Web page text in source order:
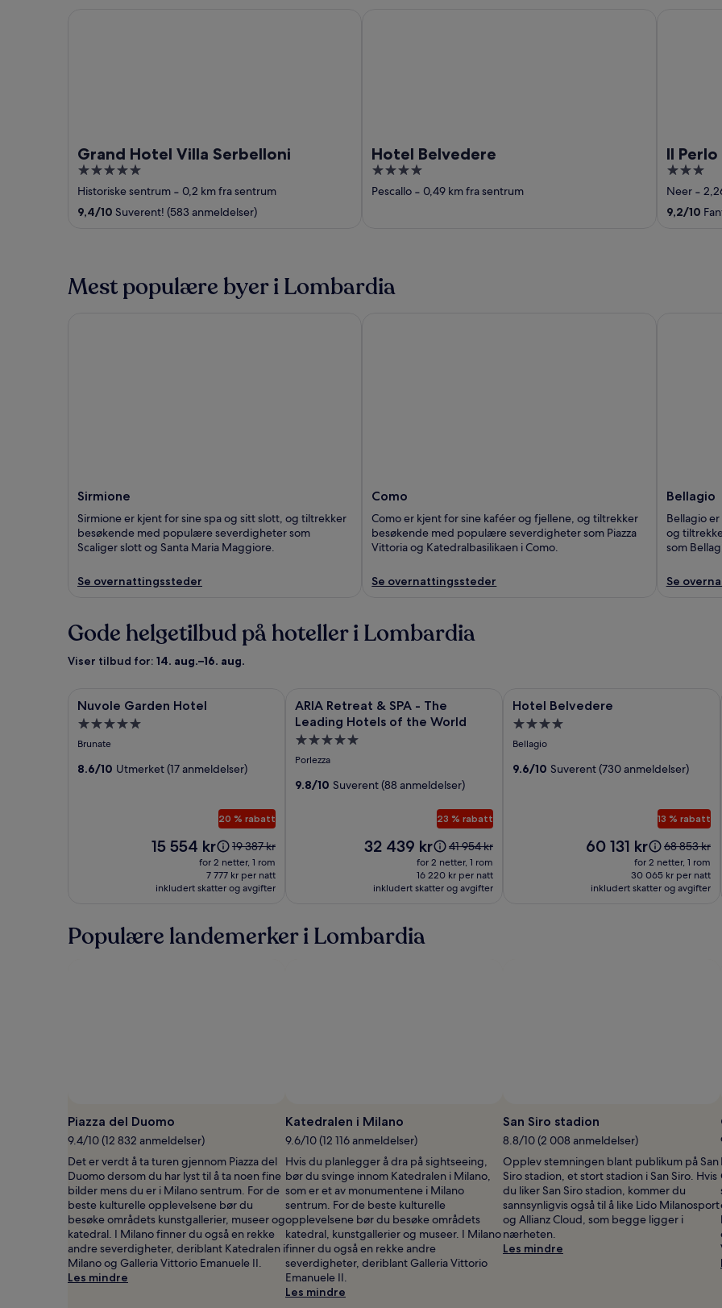
Grand Hotel Villa Serbelloni
5
out
of
Historiske sentrum ‐ 0,2 km fra sentrum
9,4/10 Suverent! (583 anmeldelser)
Hotel Belvedere
4
out
Pescallo ‐ 0,49 km fra sentrum
Il Perlo
3
out
of
Neer ‐
9,2/10
Mest populære byer i Lombardia
Sirmione
Sirmione er kjent for sine spa og sitt slott, og tiltrekker
besøkende med populære severdigheter som
Scaliger slott og Santa Maria Maggiore.
Se overnattingssteder
Como
Como er kjent for sine kaféer og fjellene, og tiltrekker
besøkende med populære severdigheter som Piazza
Vittoria og Katedralbasilikaen i Como.
Se overnattingssteder
Bellagio
Bellagio
og
som
Se
Gode helgetilbud på hoteller i Lombardia
Viser tilbud for: 14. aug.–16. aug.
Bildegalleri
for
Nuvole
Garden
Hotel
Nuvole Garden Hotel
Overnattingssted
med
stjerner
Brunate
8.6/10 Utmerket (17 anmeldelser)
20 % rabatt
Prisen
15 554 kr
Prisen
var
19 387 kr.
Se
om
standardpris.
19 387 kr
for 2 netter, 1 rom
7 777 kr per natt
inkludert skatter og avgifter
Bildegalleri
for
ARIA
Retreat
SPA
ARIA Retreat & SPA - The
Leading Hotels of the World
Overnattingssted
med
stjerner
Porlezza
9.8/10 Suverent (88 anmeldelser)
23 % rabatt
Prisen
32 439 kr
Prisen
var
41 954 kr.
Se
41 954 kr
for 2 netter, 1 rom
16 220 kr per natt
inkludert skatter og avgifter
Bildegalleri
for
Hotel
Belvedere
Hotel Belvedere
Overnattingssted
med
stjerner
Bellagio
9.6/10 Suverent (730 anmeldelser)
13 % rabatt
Prisen
60 131 kr
Prisen
var
68 853 kr.
Se
68 853 kr
for 2 netter, 1 rom
30 065 kr per natt
inkludert skatter og avgifter
Populære landemerker i Lombardia
Piazza del Duomo
9.4/10 (12 832 anmeldelser)
Det er verdt å ta turen gjennom Piazza del
Duomo dersom du har lyst til å ta noen fine
bilder mens du er i Milano sentrum. For de
beste kulturelle opplevelsene bør du
besøke områdets kunstgallerier, museer og
katedral. I Milano finner du også en rekke
andre severdigheter, deriblant Katedralen i
Milano og Galleria Vittorio Emanuele II.
Les mindre
Katedralen i Milano
9.6/10 (12 116 anmeldelser)
Hvis du planlegger å dra på sightseeing,
bør du svinge innom Katedralen i Milano,
som er et av monumentene i Milano
sentrum. For de beste kulturelle
opplevelsene bør du besøke områdets
katedral, kunstgallerier og museer. I Milano
finner du også en rekke andre
severdigheter, deriblant Galleria Vittorio
Emanuele II.
Les mindre
San Siro stadion
8.8/10 (2 008 anmeldelser)
Opplev stemningen blant publikum på San
Siro stadion, et stort stadion i San Siro. Hvis
du liker San Siro stadion, kommer du
sannsynligvis også til å like Lido Milanosport
og Allianz Cloud, som begge ligger i
nærheten.
Les mindre